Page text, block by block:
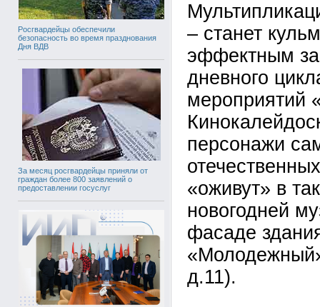
Росгвардейцы обеспечили
безопасность во время празднования
Дня ВДВ
За месяц росгвардейцы приняли от
граждан более 800 заявлений о
предоставлении госуслуг
– станет
эффектным
дневного
мероприятий
персонажи
«оживут» в
новогодней
фасаде
д.11).